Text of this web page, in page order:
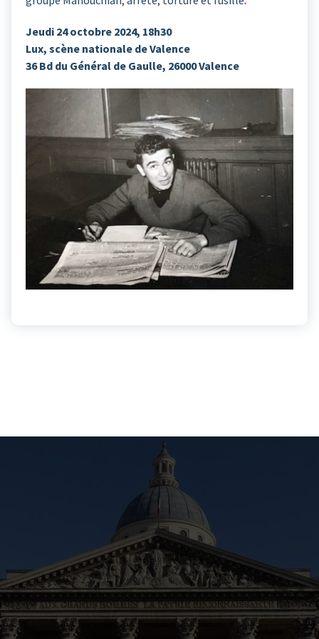
Jeudi 24 octobre 2024, 18h30
Lux, scène nationale de Valence
36 Bd du Général de Gaulle, 26000 Valence